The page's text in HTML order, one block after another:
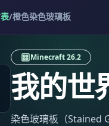
/橙色染色玻璃板
Minecraft 26.2
我的世
染色玻璃板（Stained